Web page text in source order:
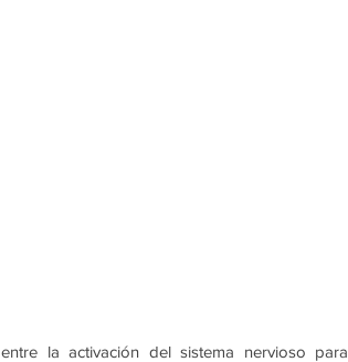
entre la activación del sistema nervioso